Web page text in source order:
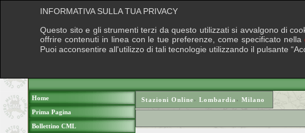
Home
Prima Pagina
Bollettino CML
Stazioni Online› Lombardia › Milano
INFORMATIVA SULLA TUA PRIVACY
Questo sito e gli strumenti terzi da questo utilizzati si avvalgono di
offrire contenuti in linea con le tue preferenze, come specificato nella
Puoi acconsentire all'utilizzo di tali tecnologie utilizzando il pulsante